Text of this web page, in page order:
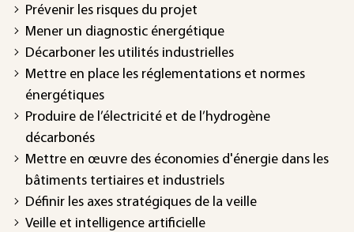
Prévenir les risques du projet
Mener un diagnostic énergétique
Décarboner les utilités industrielles
Mettre en place les réglementations et normes
énergétiques
Produire de l’électricité et de l’hydrogène
décarbonés
Mettre en œuvre des économies d'énergie dans les
bâtiments tertiaires et industriels
Définir les axes stratégiques de la veille
Veille et intelligence artificielle